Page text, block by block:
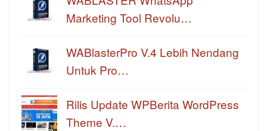
Marketing Tool Revolu…
WABlasterPro V.4 Lebih Nendang
Untuk Pro…
Rilis Update WPBerita WordPress
Theme V.…